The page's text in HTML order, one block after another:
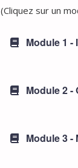
(Cliquez sur un
Module 1 -
Module 2 -
Module 3